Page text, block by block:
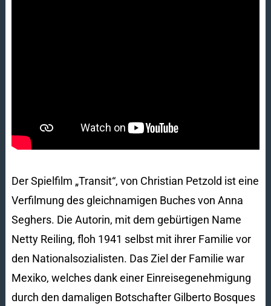
Der Spielfilm „Transit“, von Christian Petzold ist eine
Verfilmung des gleichnamigen Buches von Anna
Seghers. Die Autorin, mit dem gebürtigen Name
Netty Reiling, floh 1941 selbst mit ihrer Familie vor
den Nationalsozialisten. Das Ziel der Familie war
Mexiko, welches dank einer Einreisegenehmigung
durch den damaligen Botschafter Gilberto Bosques